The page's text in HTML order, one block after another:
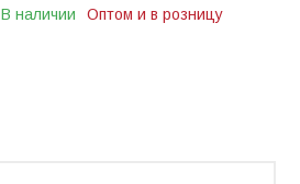
В наличии Оптом и в розницу